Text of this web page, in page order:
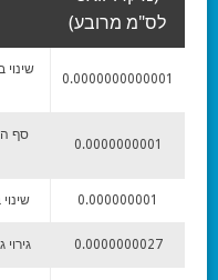
לס"מ מרובע)
0.0000000000001
0.0000000001
סף
0.000000001
0.0000000027